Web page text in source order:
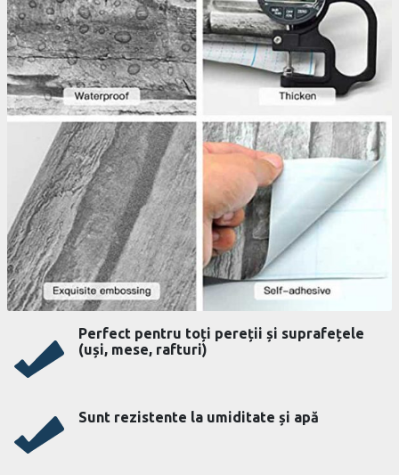
Perfect pentru toți pereții și suprafețele
(uși, mese, rafturi)
Sunt rezistente la umiditate și apă